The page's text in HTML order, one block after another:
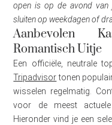
open is op de avond van
sluiten op weekdagen of
Aanbevolen
Romantisch Uitje
Een officiële, neutrale
Tripadvisortonen
wisselen regelmatig.
voor de meest actuele
Hieronder vind je een